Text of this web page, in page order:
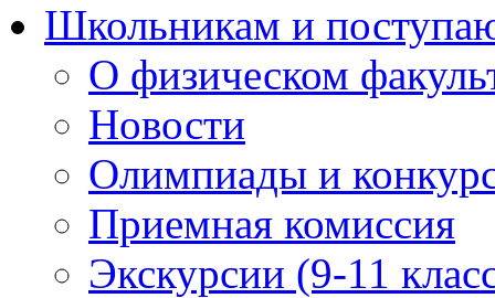
Школьникам и
О физическом
Новости
Олимпиады и
Приемная комиссия
Экскурсии (9-11